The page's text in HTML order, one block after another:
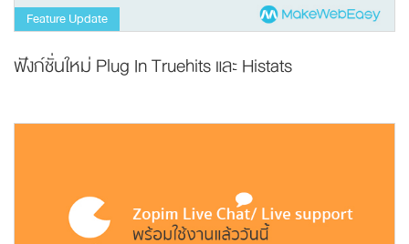
Feature Update
ฟังก์ชั่นใหม่ Plug In Truehits และ Histats